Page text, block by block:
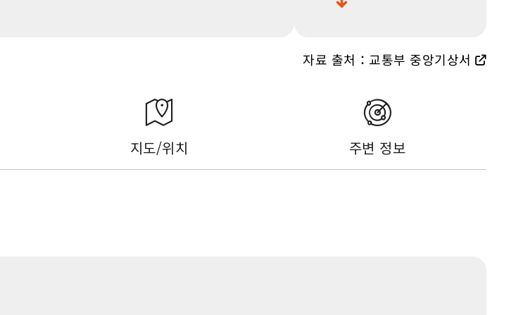
자료 출처：교통부 중앙기상서
지도/위치 주변 정보